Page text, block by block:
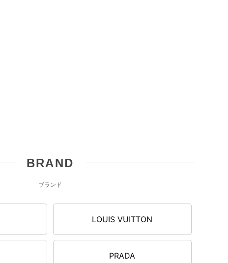
ス アイボリー
FURLA フルラ カメリア ハート キーリング キーホ
BRAND
ブランド
LOUIS VUITTON
PRADA